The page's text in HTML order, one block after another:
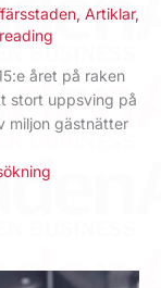
, Artiklar,
året på raken
stort uppsving på
miljon gästnätter